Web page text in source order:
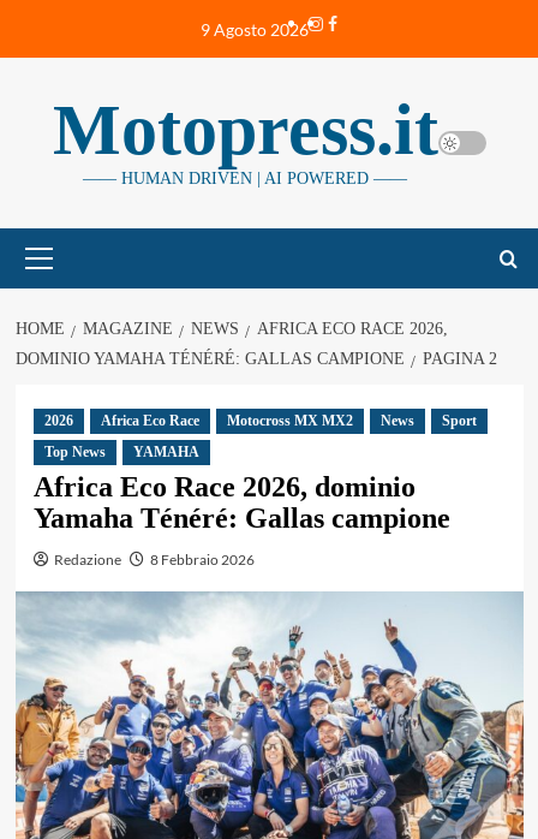
9 Agosto 2026Instagram
Facebook
Motopress.it
—— HUMAN DRIVEN | AI POWERED ——
principale
HOME MAGAZINE NEWS
AFRICA ECO RACE 2026,
DOMINIO YAMAHA TÉNÉRÉ: GALLAS CAMPIONE
PAGINA 2
2026 Africa Eco Race Motocross MX MX2 News
Sport
Top News
YAMAHA
Africa Eco Race 2026, dominio
Yamaha Ténéré: Gallas campione
Redazione 8 Febbraio 2026